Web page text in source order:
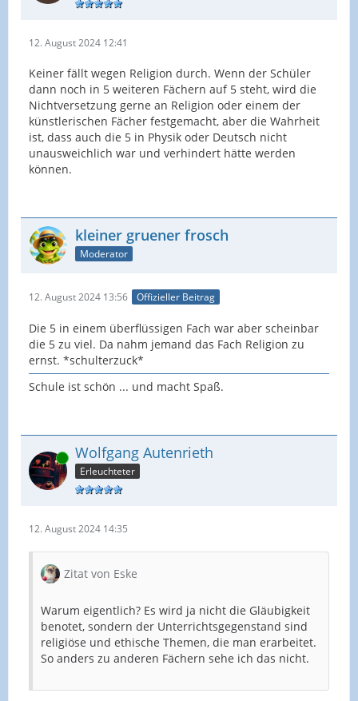
12. August 2024 12:41
Keiner fällt wegen Religion durch. Wenn der Schüler
dann noch in 5 weiteren Fächern auf 5 steht, wird die
Nichtversetzung gerne an Religion oder einem der
künstlerischen Fächer festgemacht, aber die Wahrheit
ist, dass auch die 5 in Physik oder Deutsch nicht
unausweichlich war und verhindert hätte werden
können.
kleiner gruener frosch
Moderator
12. August 2024 13:56 Offizieller Beitrag
Die 5 in einem überflüssigen Fach war aber scheinbar
die 5 zu viel. Da nahm jemand das Fach Religion zu
ernst. *schulterzuck*
Schule ist schön ... und macht Spaß.
Online Wolfgang Autenrieth
Erleuchteter
12. August 2024 14:35
Zitat von Eske
Warum eigentlich? Es wird ja nicht die Gläubigkeit
benotet, sondern der Unterrichtsgegenstand sind
religiöse und ethische Themen, die man erarbeitet.
So anders zu anderen Fächern sehe ich das nicht.